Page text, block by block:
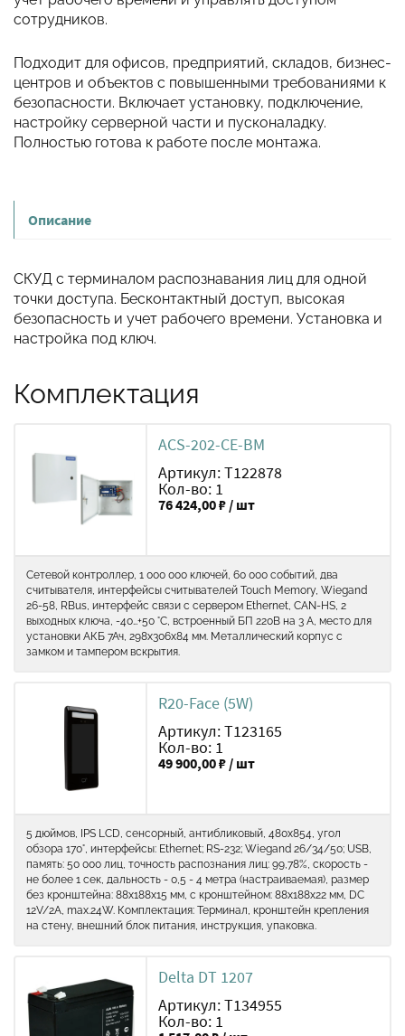
сотрудников.
Подходит для офисов, предприятий, складов, бизнес-
центров и объектов с повышенными требованиями к
безопасности. Включает установку, подключение,
настройку серверной части и пусконаладку.
Полностью готова к работе после монтажа.
Описание
СКУД с терминалом распознавания лиц для одной
точки доступа. Бесконтактный доступ, высокая
безопасность и учет рабочего времени. Установка и
настройка под ключ.
Комплектация
ACS-202-CE-BM
Артикул: Т122878
Кол-во: 1
76 424,00 ₽ / шт
Сетевой контроллер, 1 000 000 ключей, 60 000 событий, два
считывателя, интерфейсы считывателей Touch Memory, Wiegand
26-58, RBus, интерфейс связи с сервером Ethernet, CAN-HS, 2
выходных ключа, -40…+50 °С, встроенный БП 220В на 3 А, место для
установки АКБ 7Ач, 298х306х84 мм. Металлический корпус с
замком и тампером вскрытия.
R20-Face (5W)
Артикул: Т123165
Кол-во: 1
49 900,00 ₽ / шт
5 дюймов, IPS LCD, сенсорный, антибликовый, 480х854, угол
обзора 170°, интерфейсы: Ethernet; RS-232; Wiegand 26/34/50; USB,
память: 50 000 лиц, точность распознания лиц: 99,78%, скорость -
не более 1 сек, дальность - 0,5 - 4 метра (настраиваемая), размер
без кронштейна: 88х188х15 мм, с кронштейном: 88х188х22 мм, DC
12V/2A, max.24W. Комплектация: Терминал, кронштейн крепления
на стену, внешний блок питания, инструкция, упаковка.
Delta DT 1207
Артикул: Т134955
Кол-во: 1